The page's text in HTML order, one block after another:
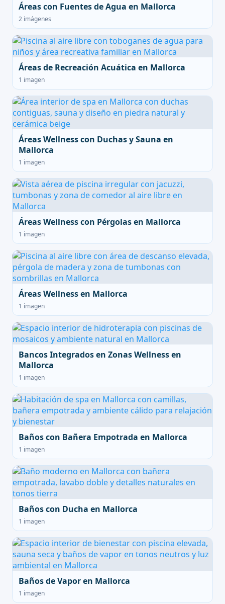
Áreas con Fuentes de Agua en Mallorca
2 imágenes
Áreas de Recreación Acuática en Mallorca
1 imagen
Áreas Wellness con Duchas y Sauna en
Mallorca
1 imagen
Áreas Wellness con Pérgolas en Mallorca
1 imagen
Áreas Wellness en Mallorca
1 imagen
Bancos Integrados en Zonas Wellness en
Mallorca
1 imagen
Baños con Bañera Empotrada en Mallorca
1 imagen
Baños con Ducha en Mallorca
1 imagen
Baños de Vapor en Mallorca
1 imagen